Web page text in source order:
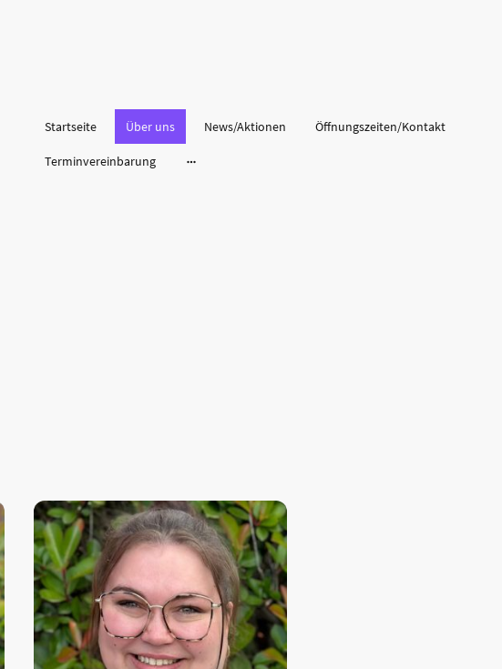
Startseite Über uns News/Aktionen Öffnungszeiten/Kontakt
Terminvereinbarung